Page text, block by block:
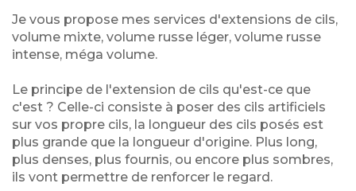
Je vous propose mes services d'extensions de cils,
volume mixte, volume russe léger, volume russe
intense, méga volume.
Le principe de l'extension de cils qu'est-ce que
c'est ? Celle-ci consiste à poser des cils artificiels
sur vos propre cils, la longueur des cils posés est
plus grande que la longueur d'origine. Plus long,
plus denses, plus fournis, ou encore plus sombres,
ils vont permettre de renforcer le regard.